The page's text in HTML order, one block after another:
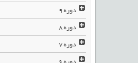
دوره
دوره
دوره